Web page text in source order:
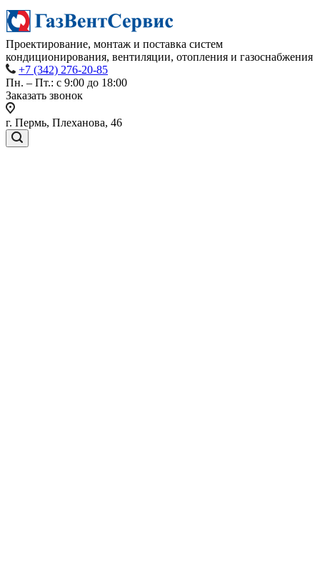
Проектирование, монтаж и поставка систем
кондиционирования, вентиляции, отопления и газоснабжения
+7 (342) 276-20-85
Пн. – Пт.: с 9:00 до 18:00
Заказать звонок
г. Пермь, Плеханова, 46